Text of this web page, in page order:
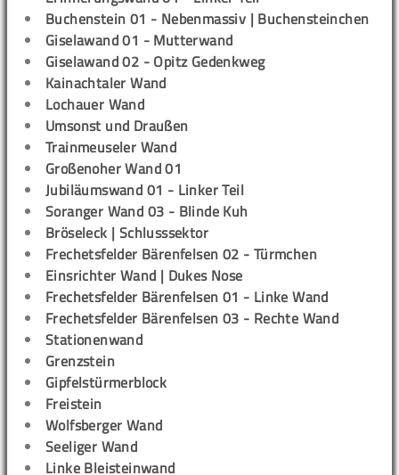
Buchenstein 01 - Nebenmassiv | Buchensteinchen
Giselawand 01 - Mutterwand
Giselawand 02 - Opitz Gedenkweg
Kainachtaler Wand
Lochauer Wand
Umsonst und Draußen
Trainmeuseler Wand
Großenoher Wand 01
Jubiläumswand 01 - Linker Teil
Soranger Wand 03 - Blinde Kuh
Bröseleck | Schlusssektor
Frechetsfelder Bärenfelsen 02 - Türmchen
Einsrichter Wand | Dukes Nose
Frechetsfelder Bärenfelsen 01 - Linke Wand
Frechetsfelder Bärenfelsen 03 - Rechte Wand
Stationenwand
Grenzstein
Gipfelstürmerblock
Freistein
Wolfsberger Wand
Seeliger Wand
Linke Bleisteinwand